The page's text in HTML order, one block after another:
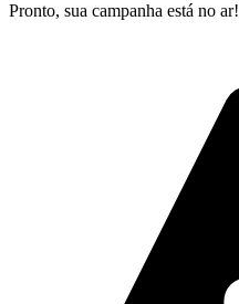
Pronto, sua campanha está no ar!